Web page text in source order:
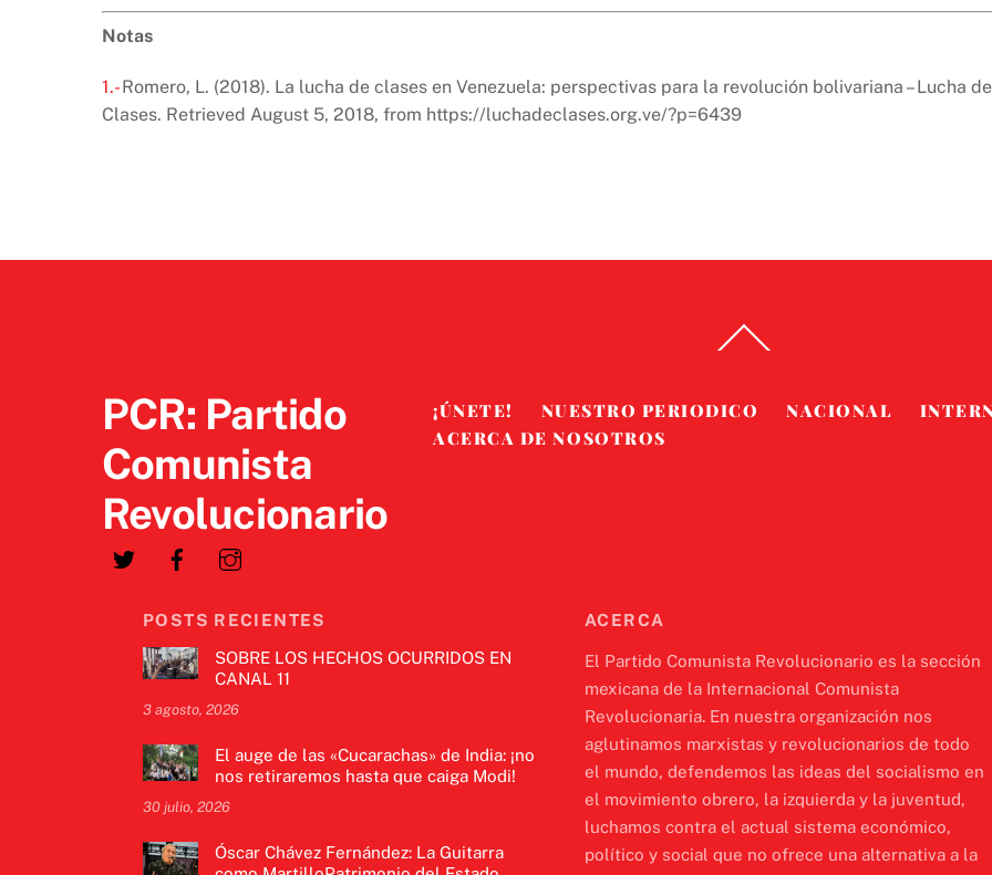
Notas
1.-Romero, L. (2018). La lucha de clases en Venezuela: perspectivas para la revolución bolivariana – Lucha de
Clases. Retrieved August 5, 2018, from https://luchadeclases.org.ve/?p=6439
To
PCR: Partido
Comunista
Revolucionario
¡ÚNETE! NUESTRO PERIODICO NACIONAL
ACERCA DE NOSOTROS
POSTS RECIENTES
SOBRE LOS HECHOS OCURRIDOS EN
CANAL 11
3 agosto, 2026
El auge de las «Cucarachas» de India: ¡no
nos retiraremos hasta que caiga Modi!
30 julio, 2026
Óscar Chávez Fernández: La Guitarra
ACERCA
El Partido Comunista Revolucionario es la sección
mexicana de la Internacional Comunista
Revolucionaria. En nuestra organización nos
aglutinamos marxistas y revolucionarios de todo
el mundo, defendemos las ideas del socialismo en
el movimiento obrero, la izquierda y la juventud,
luchamos contra el actual sistema económico,
político y social que no ofrece una alternativa a la